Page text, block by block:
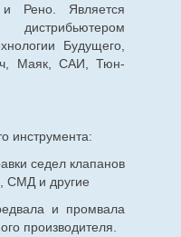
Рено. Является
Будущего,
Маяк, САИ, Тюн-
инструмента:
седел клапанов
СМД и другие
и промвала
производителя.